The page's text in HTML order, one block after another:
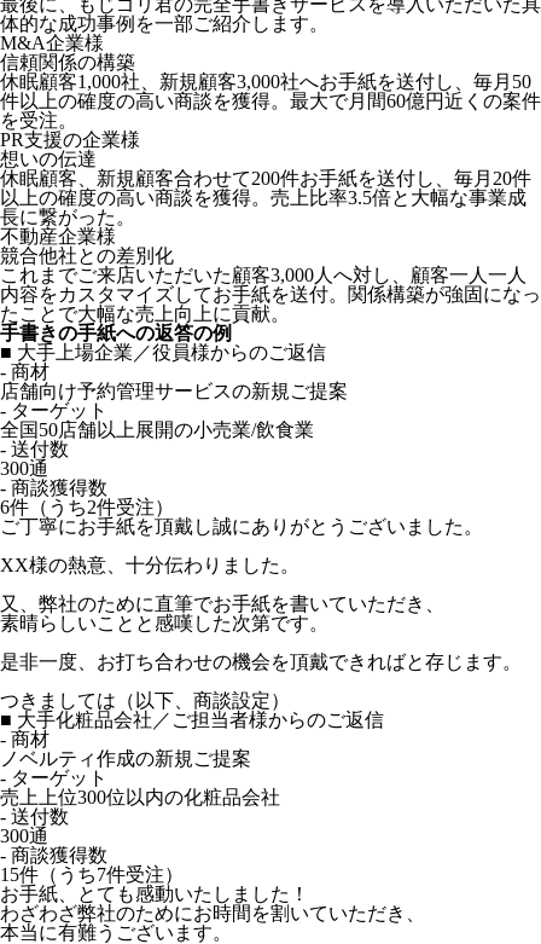
最後に、もじゴリ君の完全手書きサービスを導入いただいた具
体的な成功事例を一部ご紹介します。
M&A企業様
信頼関係の構築
休眠顧客1,000社、新規顧客3,000社へお手紙を送付し、毎月50
件以上の確度の高い商談を獲得。最大で月間60億円近くの案件
を受注。
PR支援の企業様
想いの伝達
休眠顧客、新規顧客合わせて200件お手紙を送付し、毎月20件
以上の確度の高い商談を獲得。売上比率3.5倍と大幅な事業成
長に繋がった。
不動産企業様
競合他社との差別化
これまでご来店いただいた顧客3,000人へ対し、顧客一人一人
内容をカスタマイズしてお手紙を送付。関係構築が強固になっ
たことで大幅な売上向上に貢献。
手書きの手紙への返答の例
■ 大手上場企業／役員様からのご返信
- 商材
店舗向け予約管理サービスの新規ご提案
- ターゲット
全国50店舗以上展開の小売業/飲食業
- 送付数
300通
- 商談獲得数
6件（うち2件受注）
ご丁寧にお手紙を頂戴し誠にありがとうございました。
XX様の熱意、十分伝わりました。
又、弊社のために直筆でお手紙を書いていただき、
素晴らしいことと感嘆した次第です。
是非一度、お打ち合わせの機会を頂戴できればと存じます。
つきましては（以下、商談設定）
■ 大手化粧品会社／ご担当者様からのご返信
- 商材
ノベルティ作成の新規ご提案
- ターゲット
売上上位300位以内の化粧品会社
- 送付数
300通
- 商談獲得数
15件（うち7件受注）
お手紙、とても感動いたしました！
わざわざ弊社のためにお時間を割いていただき、
本当に有難うございます。